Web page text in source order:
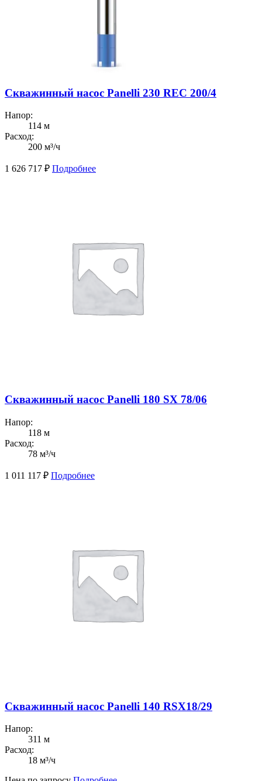
Скважинный насос Panelli 230 REC 200/4
Напор:
114 м
Расход:
200 м³/ч
1 626 717 ₽ Подробнее
Скважинный насос Panelli 180 SX 78/06
Напор:
118 м
Расход:
78 м³/ч
1 011 117 ₽ Подробнее
Скважинный насос Panelli 140 RSX18/29
Напор:
311 м
Расход:
18 м³/ч